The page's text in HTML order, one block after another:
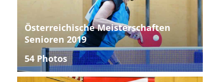
Österreichische Meisterschaften
Senioren 2019
54 Photos